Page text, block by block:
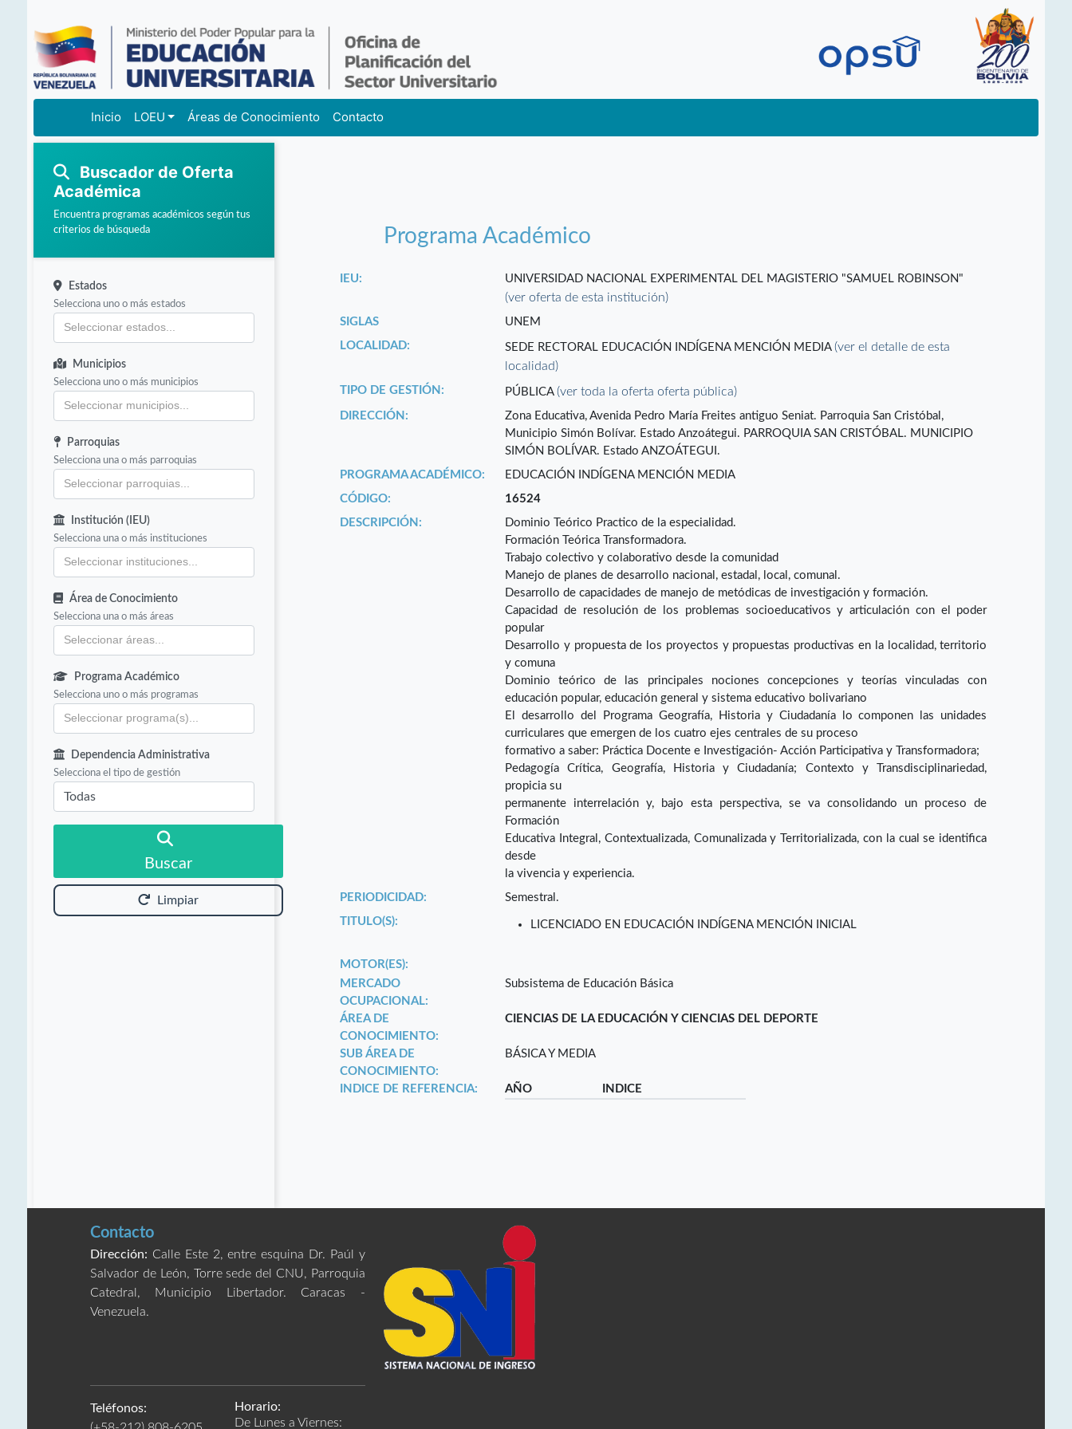
Inicio LOEU Áreas de Conocimiento Contacto
Buscador de Oferta
Académica
Encuentra programas académicos según tus
criterios de búsqueda
Estados
Selecciona uno o más estados
Municipios
Selecciona uno o más municipios
Parroquias
Selecciona una o más parroquias
Institución (IEU)
Selecciona una o más instituciones
Área de Conocimiento
Selecciona una o más áreas
Programa Académico
Selecciona uno o más programas
Dependencia Administrativa
Selecciona el tipo de gestión
Buscar
Limpiar
Programa Académico
IEU: UNIVERSIDAD NACIONAL EXPERIMENTAL DEL MAGISTERIO "SAMUEL ROBINSON"
(ver oferta de esta institución)
SIGLAS
UNEM
LOCALIDAD:
SEDE RECTORAL EDUCACIÓN INDÍGENA MENCIÓN MEDIA(ver el detalle de esta
localidad)
TIPO DE GESTIÓN: PÚBLICA(ver toda la oferta oferta pública)
DIRECCIÓN:
Zona Educativa, Avenida Pedro María Freites antiguo Seniat. Parroquia San Cristóbal,
Municipio Simón Bolívar. Estado Anzoátegui. PARROQUIA SAN CRISTÓBAL. MUNICIPIO
SIMÓN BOLÍVAR. Estado ANZOÁTEGUI.
PROGRAMA ACADÉMICO:
EDUCACIÓN INDÍGENA MENCIÓN MEDIA
CÓDIGO:
16524
DESCRIPCIÓN:
Dominio Teórico Practico de la especialidad.
Formación Teórica Transformadora.
Trabajo colectivo y colaborativo desde la comunidad
Manejo de planes de desarrollo nacional, estadal, local, comunal.
Desarrollo de capacidades de manejo de metódicas de investigación y formación.
Capacidad de resolución de los problemas socioeducativos y articulación con el poder
popular
Desarrollo y propuesta de los proyectos y propuestas productivas en la localidad, territorio
y comuna
Dominio teórico de las principales nociones concepciones y teorías vinculadas con
educación popular, educación general y sistema educativo bolivariano
El desarrollo del Programa Geografía, Historia y Ciudadanía lo componen las unidades
curriculares que emergen de los cuatro ejes centrales de su proceso
formativo a saber: Práctica Docente e Investigación- Acción Participativa y Transformadora;
Pedagogía Crítica, Geografía, Historia y Ciudadanía; Contexto y Transdisciplinariedad,
propicia su
permanente interrelación y, bajo esta perspectiva, se va consolidando un proceso de
Formación
Educativa Integral, Contextualizada, Comunalizada y Territorializada, con la cual se identifica
desde
la vivencia y experiencia.
PERIODICIDAD:
Semestral.
TITULO(S):
LICENCIADO EN EDUCACIÓN INDÍGENA MENCIÓN INICIAL
MOTOR(ES):
MERCADO
OCUPACIONAL:
Subsistema de Educación Básica
ÁREA DE
CONOCIMIENTO:
CIENCIAS DE LA EDUCACIÓN Y CIENCIAS DEL DEPORTE
SUB ÁREA DE
CONOCIMIENTO:
BÁSICA Y MEDIA
INDICE DE REFERENCIA: AÑO INDICE
Contacto
Dirección: Calle Este 2, entre esquina Dr. Paúl y
Salvador de León, Torre sede del CNU, Parroquia
Catedral, Municipio Libertador. Caracas -
Venezuela.
Teléfonos:
Horario:
De Lunes a Viernes: